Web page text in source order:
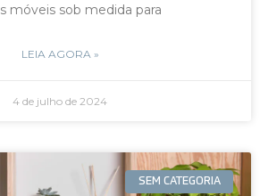
móveis sob medida para
LEIA AGORA »
4 de julho de 2024
SEM CATEGORIA